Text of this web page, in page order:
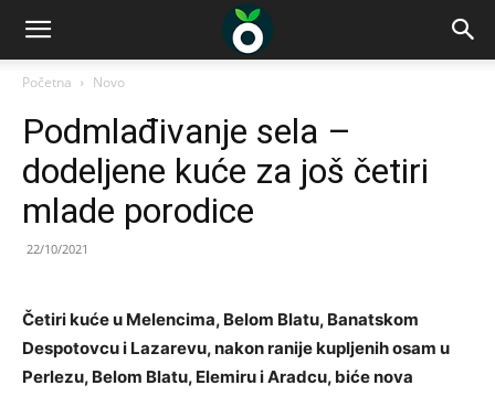
Početna Novo
Podmlađivanje sela –
dodeljene kuće za još četiri
mlade porodice
22/10/2021
Četiri kuće u Melencima, Belom Blatu, Banatskom
Despotovcu i Lazarevu, nakon ranije kupljenih osam u
Perlezu, Belom Blatu, Elemiru i Aradcu, biće nova